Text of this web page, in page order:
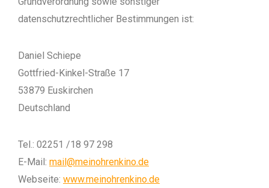
datenschutzrechtlicher Bestimmungen ist:
Daniel Schiepe
Gottfried-Kinkel-Straße 17
53879 Euskirchen
Deutschland
Tel.: 02251 /18 97 298
E-Mail: mail@meinohrenkino.de
Webseite: www.meinohrenkino.de